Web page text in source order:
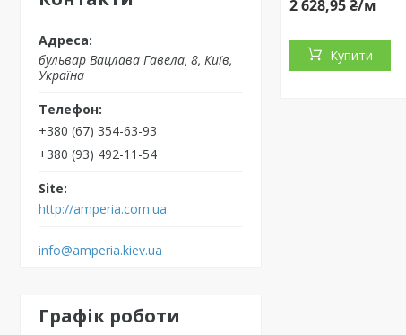
бульвар Вацлава Гавела, 8, Київ,
Україна
+380 (67) 354-63-93
+380 (93) 492-11-54
http://amperia.com.ua
info@amperia.kiev.ua
Графік роботи
2 628,95 ₴/м
Купити